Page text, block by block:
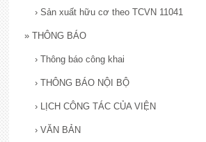
› Sản xuất hữu cơ theo TCVN 11041
» THÔNG BÁO
› Thông báo công khai
› THÔNG BÁO NỘI BỘ
› LỊCH CÔNG TÁC CỦA VIỆN
› VĂN BẢN